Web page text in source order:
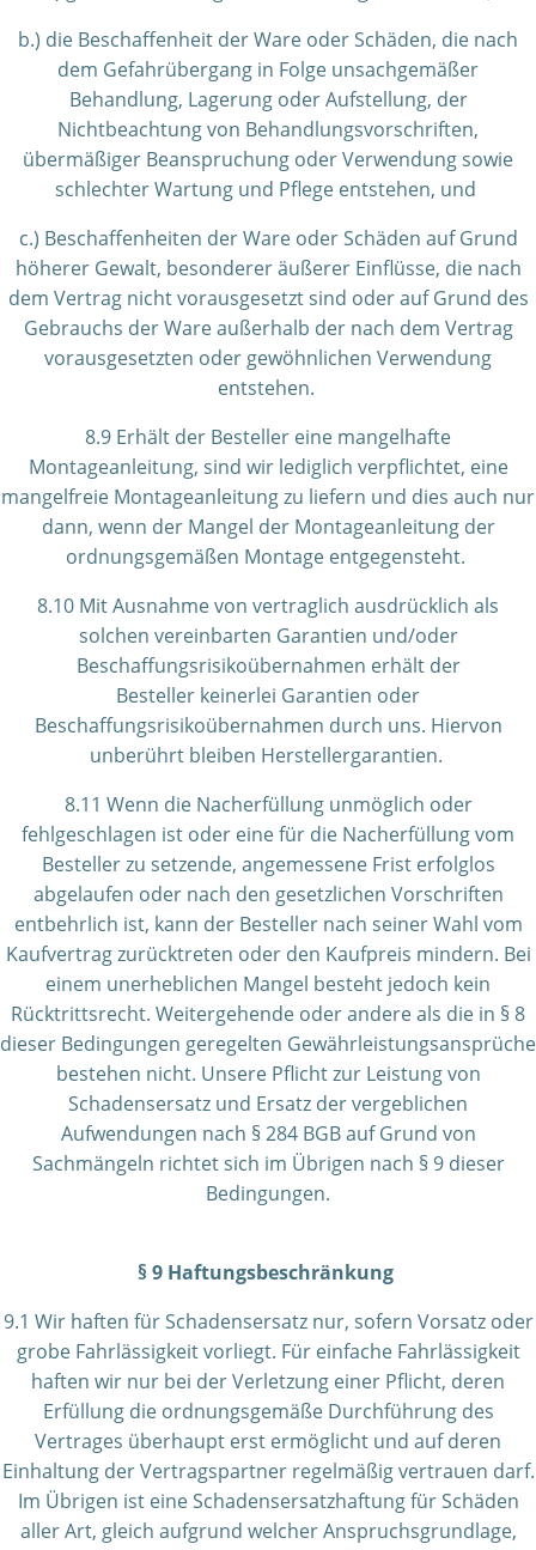
b.) die Beschaffenheit der Ware oder Schäden, die nach
dem Gefahrübergang in Folge unsachgemäßer
Behandlung, Lagerung oder Aufstellung, der
Nichtbeachtung von Behandlungsvorschriften,
übermäßiger Beanspruchung oder Verwendung sowie
schlechter Wartung und Pflege entstehen, und
c.) Beschaffenheiten der Ware oder Schäden auf Grund
höherer Gewalt, besonderer äußerer Einflüsse, die nach
dem Vertrag nicht vorausgesetzt sind oder auf Grund des
Gebrauchs der Ware außerhalb der nach dem Vertrag
vorausgesetzten oder gewöhnlichen Verwendung
entstehen.
8.9 Erhält der Besteller eine mangelhafte
Montageanleitung, sind wir lediglich verpflichtet, eine
mangelfreie Montageanleitung zu liefern und dies auch nur
dann, wenn der Mangel der Montageanleitung der
ordnungsgemäßen Montage entgegensteht.
8.10 Mit Ausnahme von vertraglich ausdrücklich als
solchen vereinbarten Garantien und/oder
Beschaffungsrisikoübernahmen erhält der
Besteller keinerlei Garantien oder
Beschaffungsrisikoübernahmen durch uns. Hiervon
unberührt bleiben Herstellergarantien.
8.11 Wenn die Nacherfüllung unmöglich oder
fehlgeschlagen ist oder eine für die Nacherfüllung vom
Besteller zu setzende, angemessene Frist erfolglos
abgelaufen oder nach den gesetzlichen Vorschriften
entbehrlich ist, kann der Besteller nach seiner Wahl vom
Kaufvertrag zurücktreten oder den Kaufpreis mindern. Bei
einem unerheblichen Mangel besteht jedoch kein
Rücktrittsrecht. Weitergehende oder andere als die in § 8
dieser Bedingungen geregelten Gewährleistungsansprüche
bestehen nicht. Unsere Pflicht zur Leistung von
Schadensersatz und Ersatz der vergeblichen
Aufwendungen nach § 284 BGB auf Grund von
Sachmängeln richtet sich im Übrigen nach § 9 dieser
Bedingungen.
§ 9 Haftungsbeschränkung
9.1 Wir haften für Schadensersatz nur, sofern Vorsatz oder
grobe Fahrlässigkeit vorliegt. Für einfache Fahrlässigkeit
haften wir nur bei der Verletzung einer Pflicht, deren
Erfüllung die ordnungsgemäße Durchführung des
Vertrages überhaupt erst ermöglicht und auf deren
Einhaltung der Vertragspartner regelmäßig vertrauen darf.
Im Übrigen ist eine Schadensersatzhaftung für Schäden
aller Art, gleich aufgrund welcher Anspruchsgrundlage,